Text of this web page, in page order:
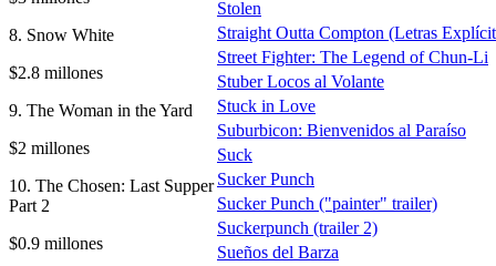
8. Snow White
$2.8 millones
9. The Woman in the Yard
$2 millones
10. The Chosen: Last Supper
Part 2
$0.9 millones
Stolen
Straight Outta Compton (Letras
Street Fighter: The Legend of Chun-Li
Stuber Locos al Volante
Stuck in Love
Suburbicon: Bienvenidos al Paraíso
Suck
Sucker Punch
Sucker Punch ("painter" trailer)
Suckerpunch (trailer 2)
Sueños del Barza